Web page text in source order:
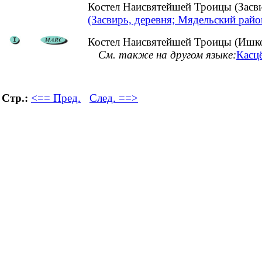
Костел Наисвятейшей Троицы
(Засвирь, деревня; Мядельский
Костел Наисвятейшей Троицы
См. также на другом языке:
Стр.: <== Пред. След. ==>